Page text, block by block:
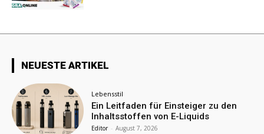
NEUESTE ARTIKEL
Lebensstil
Ein Leitfaden für Einsteiger zu den
Inhaltsstoffen von E-Liquids
Editor - August 7, 2026